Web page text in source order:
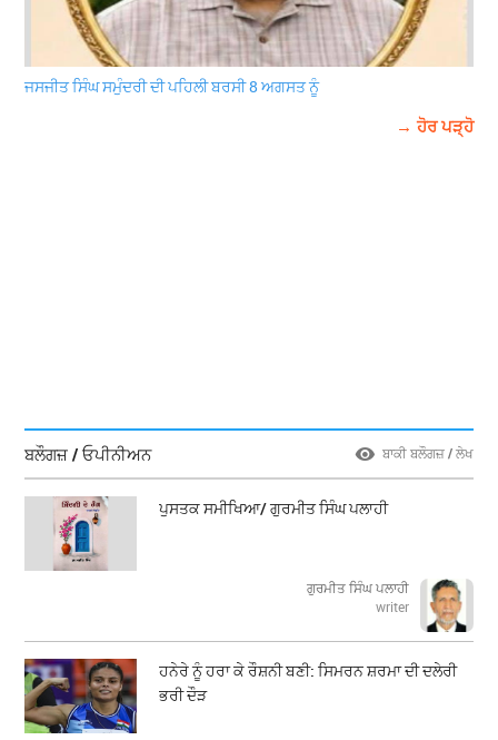
ਜਸਜੀਤ ਸਿੰਘ ਸਮੁੰਦਰੀ ਦੀ ਪਹਿਲੀ ਬਰਸੀ 8 ਅਗਸਤ ਨੂੰ
→ ਹੋਰ ਪੜ੍ਹੋ
ਬਲੌਗਜ਼ / ਓਪੀਨੀਅਨ ਬਾਕੀ ਬਲੌਗਜ਼ / ਲੇਖ
ਪੁਸਤਕ ਸਮੀਖਿਆ/ ਗੁਰਮੀਤ ਸਿੰਘ ਪਲਾਹੀ
ਗੁਰਮੀਤ ਸਿੰਘ ਪਲਾਹੀ
writer
ਹਨੇਰੇ ਨੂੰ ਹਰਾ ਕੇ ਰੌਸ਼ਨੀ ਬਣੀ: ਸਿਮਰਨ ਸ਼ਰਮਾ ਦੀ ਦਲੇਰੀ
ਭਰੀ ਦੌੜ